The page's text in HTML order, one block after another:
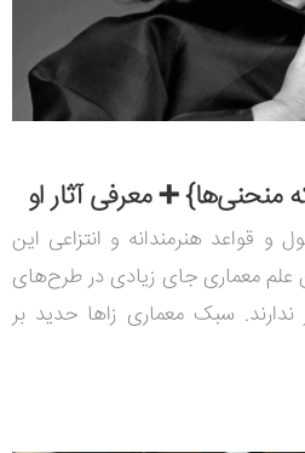
منحنی‌ها} ➕ معرفی آثار او
و قواعد هنرمندانه و انتزاعی این
علم معماری جای زیادی در طرح‌های
ندارند. سبک معماری زاها حدید بر